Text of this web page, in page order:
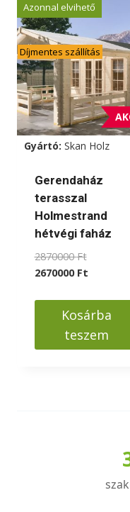
Azonnal elvihető
Díjmentes szállítás
Gyártó: Skan Holz
Gerendaház
terasszal
Holmestrand
hétvégi faház
2870000FtOriginal
price
2870000
2670000 FtCurrent
is:
2670000
Kosárba
teszem